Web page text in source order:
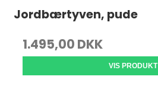
Jordbærtyven, pude
1.495,00 DKK
VIS PRODUKT